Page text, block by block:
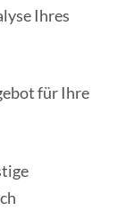
Ihres
für Ihre